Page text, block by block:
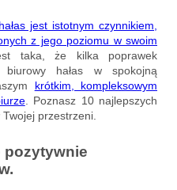
jest istotnym czynnikiem,
z jego poziomu w swoim
taka, że kilka poprawek
biurowy hałas w spokojną
krótkim, kompleksowym
. Poznasz 10 najlepszych
przestrzeni.
pozytywnie